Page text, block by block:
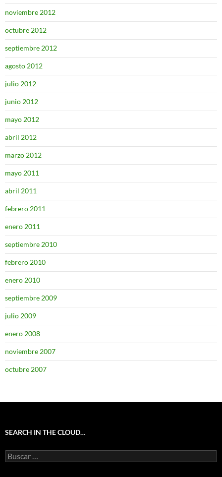
noviembre 2012
octubre 2012
septiembre 2012
agosto 2012
julio 2012
junio 2012
mayo 2012
abril 2012
marzo 2012
mayo 2011
abril 2011
febrero 2011
enero 2011
septiembre 2010
febrero 2010
enero 2010
septiembre 2009
julio 2009
enero 2008
noviembre 2007
octubre 2007
SEARCH IN THE CLOUD…
Buscar: